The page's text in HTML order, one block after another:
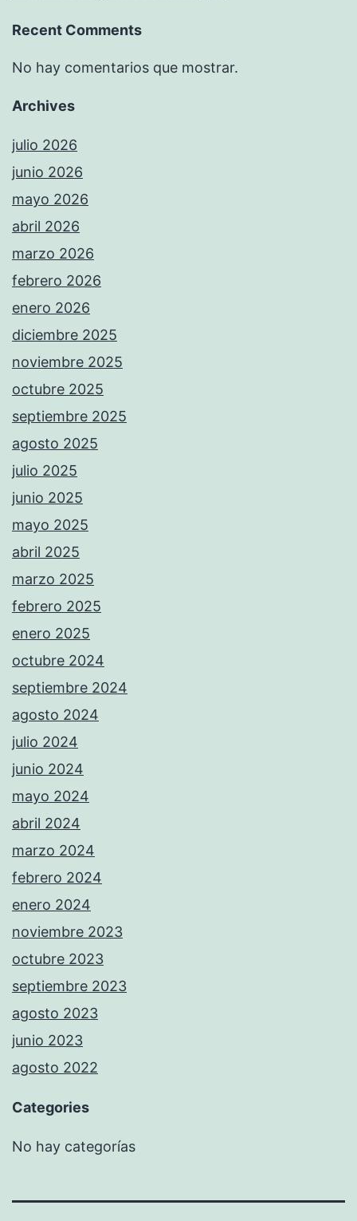
Recent Comments
No hay comentarios que mostrar.
Archives
julio 2026
junio 2026
mayo 2026
abril 2026
marzo 2026
febrero 2026
enero 2026
diciembre 2025
noviembre 2025
octubre 2025
septiembre 2025
agosto 2025
julio 2025
junio 2025
mayo 2025
abril 2025
marzo 2025
febrero 2025
enero 2025
octubre 2024
septiembre 2024
agosto 2024
julio 2024
junio 2024
mayo 2024
abril 2024
marzo 2024
febrero 2024
enero 2024
noviembre 2023
octubre 2023
septiembre 2023
agosto 2023
junio 2023
agosto 2022
Categories
No hay categorías